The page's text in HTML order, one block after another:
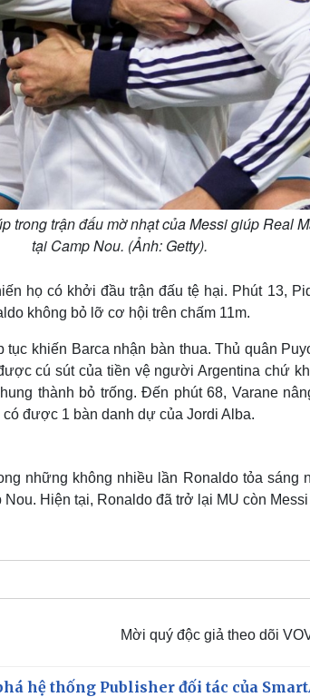
trong trận đấu mờ nhạt của Messi giúp Real
tại Camp Nou. (Ảnh: Getty).
họ có khởi đầu trận đấu tệ hại. Phút 13,
không bỏ lỡ cơ hội trên chấm 11m.
khiến Barca nhận bàn thua. Thủ quân
cú sút của tiền vệ người Argentina chứ
thành bỏ trống. Đến phút 68, Varane
được 1 bàn danh dự của Jordi Alba.
những không nhiều lần Ronaldo tỏa sáng
Hiện tại, Ronaldo đã trở lại MU còn
Mời quý độc giả theo dõi
hệ thống Publisher đối tác của